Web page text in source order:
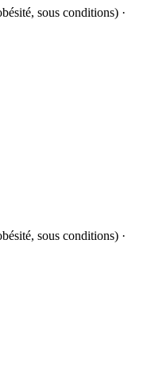
sous conditions) ·
sous conditions) ·